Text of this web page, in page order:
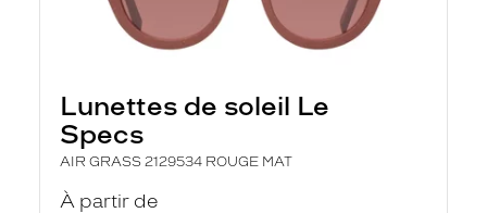
Lunettes de soleil Le
Specs
AIR GRASS 2129534 ROUGE MAT
À partir de